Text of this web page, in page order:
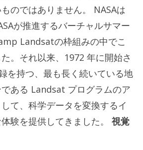
のではありません。 NASAは
が推進するバーチャルサマー
Landsatの枠組みの中でこ
。それ以来、1972 年に開始さ
を持つ、最も長く続いている地
ある Landsat プログラムのア
て、科学データを変換するイ
験を提供してきました。 視覚